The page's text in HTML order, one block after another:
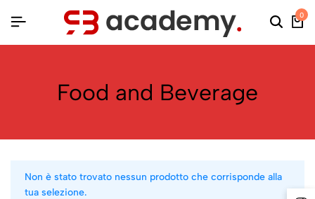
0
Food and Beverage
Non è stato trovato nessun prodotto che corrisponde alla
tua selezione.